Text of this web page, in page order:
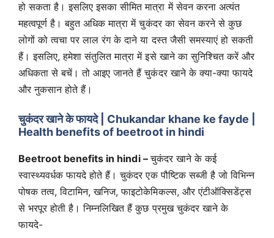
हो सकता है। इसलिए इसका सीमित मात्रा में सेवन करना अत्यंत
महत्वपूर्ण है। बहुत अधिक मात्रा में चुकंदर का सेवन करने से कुछ
लोगों को त्वचा पर लाल रंग के दाने या दस्त जैसी समस्याएं हो सकती
हैं। इसलिए, हमेशा संतुलित मात्रा में इसे खाने का सुनिश्चित करें और
अधिकता से बचें। तो आइए जानते हैं चुकंदर खाने के क्या-क्या फायदे
और नुकसान होते हैं।
चुकंदर खाने के फायदे | Chukandar khane ke fayde |
Health benefits of beetroot in hindi
Beetroot benefits in hindi –चुकंदर खाने के कई
स्वास्थ्यवर्धक फायदे होते हैं। चुकंदर एक पौष्टिक सब्जी है जो विभिन्न
पोषक तत्व, विटामिन, खनिज, फाइटोकेमिकल्स, और एंटीऑक्सिडेंट्स
से भरपूर होती है। निम्नलिखित हैं कुछ प्रमुख चुकंदर खाने के
फायदे-